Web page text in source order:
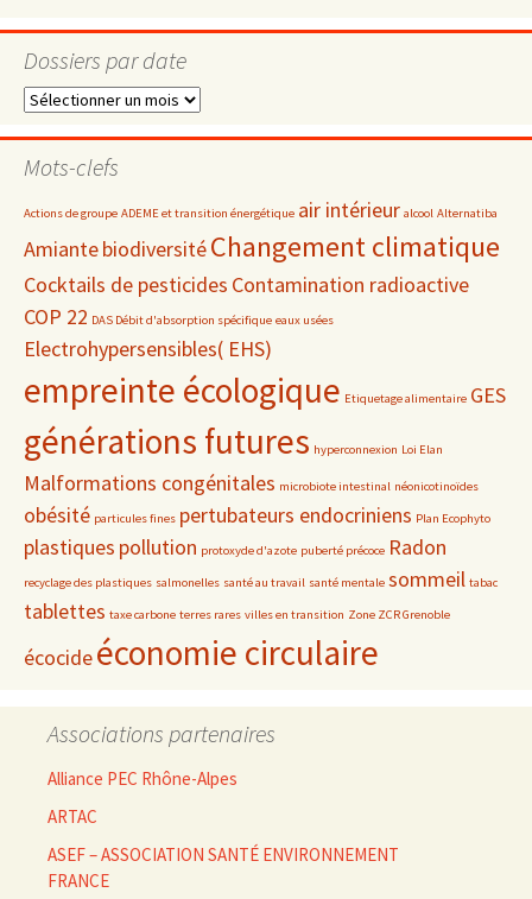
Dossiers par date
Dossiers
date
Mots-clefs
Actions de groupe ADEME et transition énergétique air intérieur alcool Alternatiba
AmiantebiodiversitéChangement climatique
Cocktails de pesticides Contamination radioactive
COP 22 DAS Débit d'absorption spécifique eaux usées
Electrohypersensibles( EHS)
empreinte écologique Etiquetage alimentaire GES
générations futures hyperconnexion Loi Elan
Malformations congénitales microbiote intestinal néonicotinoïdes
obésité particules fines pertubateurs endocriniens Plan Ecophyto
plastiques pollution protoxyde d'azote puberté précoce Radon
recyclage des plastiques salmonelles santé au travail santé mentale sommeil tabac
tablettes taxe carbone terres rares villes en transition Zone ZCR Grenoble
écocideéconomie circulaire
Associations partenaires
Alliance PEC Rhône-Alpes
ARTAC
ASEF – ASSOCIATION SANTÉ ENVIRONNEMENT
FRANCE